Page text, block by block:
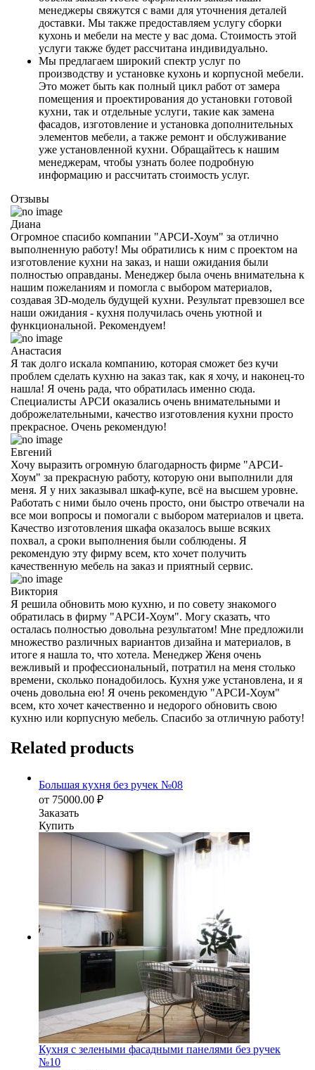
менеджеры свяжутся с вами для уточнения деталей
доставки. Мы также предоставляем услугу сборки
кухонь и мебели на месте у вас дома. Стоимость этой
услуги также будет рассчитана индивидуально.
Мы предлагаем широкий спектр услуг по
производству и установке кухонь и корпусной мебели.
Это может быть как полный цикл работ от замера
помещения и проектирования до установки готовой
кухни, так и отдельные услуги, такие как замена
фасадов, изготовление и установка дополнительных
элементов мебели, а также ремонт и обслуживание
уже установленной кухни. Обращайтесь к нашим
менеджерам, чтобы узнать более подробную
информацию и рассчитать стоимость услуг.
Отзывы
Диана
Огромное спасибо компании "АРСИ-Хоум" за отлично
выполненную работу! Мы обратились к ним с проектом на
изготовление кухни на заказ, и наши ожидания были
полностью оправданы. Менеджер была очень внимательна к
нашим пожеланиям и помогла с выбором материалов,
создавая 3D-модель будущей кухни. Результат превзошел все
наши ожидания - кухня получилась очень уютной и
функциональной. Рекомендуем!
Анастасия
Я так долго искала компанию, которая сможет без кучи
проблем сделать кухню на заказ так, как я хочу, и наконец-то
нашла! Я очень рада, что обратилась именно сюда.
Специалисты АРСИ оказались очень внимательными и
доброжелательными, качество изготовления кухни просто
прекрасное. Очень рекомендую!
Евгений
Хочу выразить огромную благодарность фирме "АРСИ-
Хоум" за прекрасную работу, которую они выполнили для
меня. Я у них заказывал шкаф-купе, всё на высшем уровне.
Работать с ними было очень просто, они быстро отвечали на
все мои вопросы и помогали с выбором материалов и цвета.
Качество изготовления шкафа оказалось выше всяких
похвал, а сроки выполнения были соблюдены. Я
рекомендую эту фирму всем, кто хочет получить
качественную мебель на заказ и приятный сервис.
Виктория
Я решила обновить мою кухню, и по совету знакомого
обратилась в фирму "АРСИ-Хоум". Могу сказать, что
осталась полностью довольна результатом! Мне предложили
множество различных вариантов дизайна и материалов, в
итоге я нашла то, что хотела. Менеджер Женя очень
вежливый и профессиональный, потратил на меня столько
времени, сколько понадобилось. Кухня уже установлена, и я
очень довольна ею! Я очень рекомендую "АРСИ-Хоум"
всем, кто хочет качественно и недорого обновить свою
кухню или корпусную мебель. Спасибо за отличную работу!
Related products
Большая кухня без ручек №08
от 75000.00 ₽
Заказать
Купить
Кухня с зелеными фасадными панелями без ручек
№10